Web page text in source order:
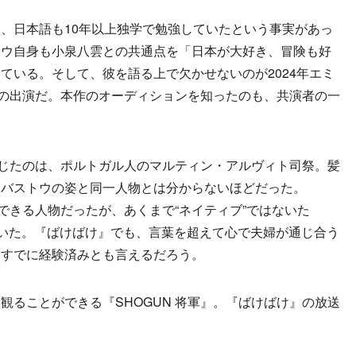
本語も10年以上独学で勉強していたという事実があっ
自身も小泉八雲との共通点を「日本が大好き、冒険も好
いる。そして、彼を語る上で欠かせないのが2024年エミ
出演だ。本作のオーディションを知ったのも、共演者の一
のは、ポルトガル人のマルティン・アルヴィト司祭。髪
ストウの姿と同一人物とは分からないほどだった。
る人物だったが、あくまで“ネイティブ”ではないた
た。『ばけばけ』でも、言葉を超えて心で夫婦が通じ合う
でに経験済みとも言えるだろう。
ことができる『SHOGUN 将軍』。『ばけばけ』の放送